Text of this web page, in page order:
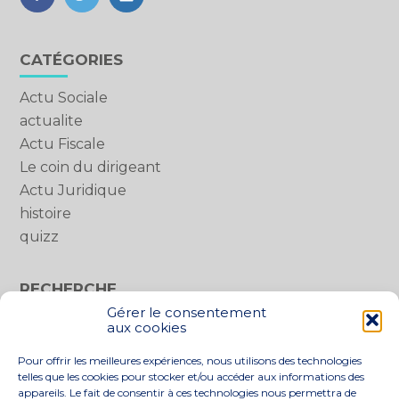
Gérer le consentement
aux cookies
Pour offrir les meilleures expériences, nous utilisons des technologies
telles que les cookies pour stocker et/ou accéder aux informations des
appareils. Le fait de consentir à ces technologies nous permettra de
FaceBook
TwitterLinkedIn
Blog
sidebar
CATÉGORIES
Actu Sociale
actualite
Actu Fiscale
Le coin du dirigeant
Actu Juridique
histoire
quizz
RECHERCHE
Rechercher :